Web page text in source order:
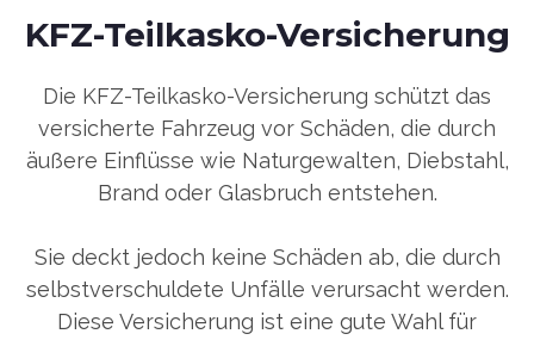
KFZ-Teilkasko-Versicherung
Die KFZ-Teilkasko-Versicherung schützt das
versicherte Fahrzeug vor Schäden, die durch
äußere Einflüsse wie Naturgewalten, Diebstahl,
Brand oder Glasbruch entstehen.
Sie deckt jedoch keine Schäden ab, die durch
selbstverschuldete Unfälle verursacht werden.
Diese Versicherung ist eine gute Wahl für